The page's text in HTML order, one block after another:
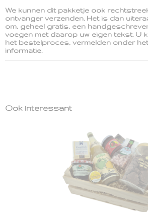
We kunnen dit pakketje ook
ontvanger verzenden. Het is dan
om, geheel gratis, een
voegen met daarop uw eigen tekst. U
het bestelproces, vermelden onder
informatie.
Ook interessant